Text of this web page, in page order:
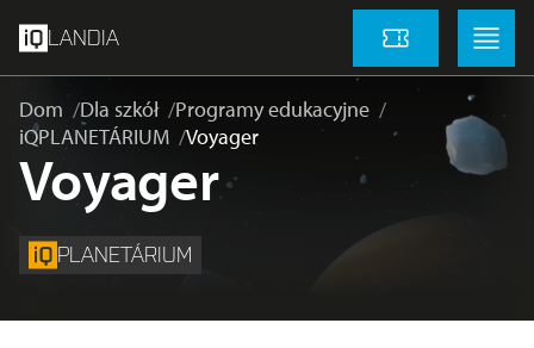
LANDIA Vstupenky
Menu
Dom Dla szkół
Programy edukacyjne
iQPLANETÁRIUM
Voyager
Voyager
PLANETÁRIUM